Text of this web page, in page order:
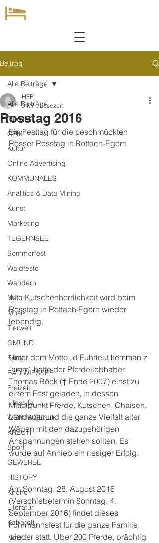
Beitrag
Alle Beiträge
Tradition
CRM
Kultur
Online Advertising
KOMMUNALES
Analitics & Data Mining
Kunst
Marketing
TEGERNSEE
Sommerfest
Waldfeste
Wandern
Natur
Musik
Tierwelt
GMUND
Party
BAD WIESSEE
Freizeit
Lifestyle
WORTWOLKEN
KREUTH
Sport
GEWERBE
HISTORY
Kirche
Literatur
Kabarett
Hotel
Alle Beiträge
Rosstag 2016
HFR
3 Min. Lesezeit
Ein Festtag für die geschmückten
Rösser Rosstag in Rottach-Egern
Alte Kutschenherrlichkeit wird beim
Rosstag in Rottach-Egern wieder
lebendig.
Unter dem Motto „d´Fuhrleut kemman z
´amm“ hatte der Pferdeliebhaber
Thomas Böck († Ende 2007) einst zu
einem Fest geladen, in dessen
Mittelpunkt Pferde, Kutschen, Chaisen,
Landauer und die ganze Vielfalt alter
Wägen mit den dazugehörigen
Anspannungen stehen sollten. Es
wurde auf Anhieb ein riesiger Erfolg.
Am Sonntag, 28. August 2016
(Verschiebetermin Sonntag, 4.
September 2016) findet dieses
Fuhrmannsfest für die ganze Familie
wieder statt. Über 200 Pferde, prächtig